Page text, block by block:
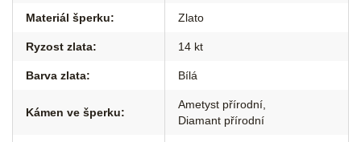
Materiál šperku: Zlato
Ryzost zlata: 14 kt
Barva zlata: Bílá
Kámen ve šperku:
Ametyst přírodní
Diamant přírodní